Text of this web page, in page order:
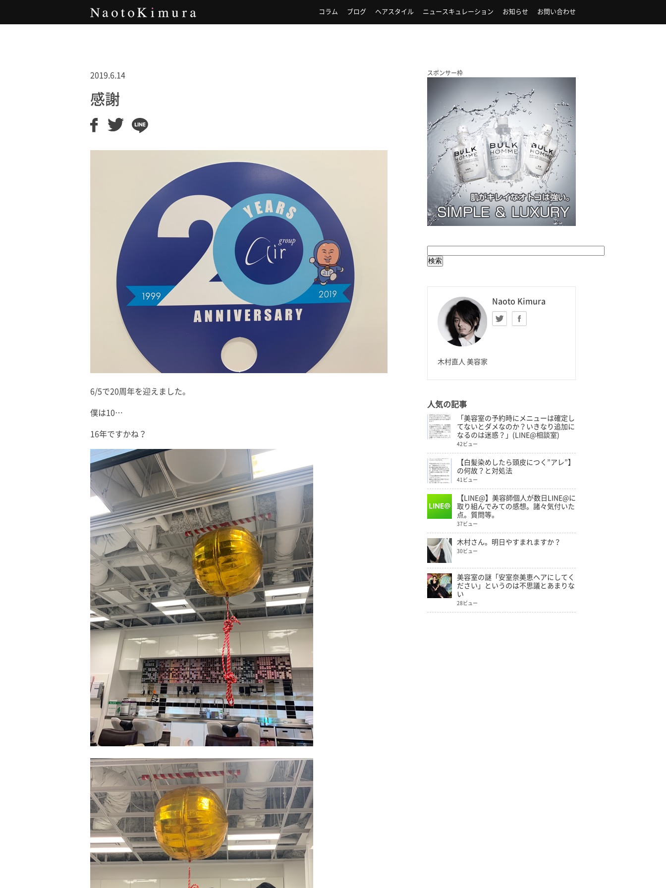
コラム ブログ ヘアスタイル ニュースキュレーション お知らせ お問い合わせ
2019.6.14
感謝
6/5で20周年を迎えました。
僕は10…
16年ですかね？
スポンサー枠
Naoto Kimura
木村直人 美容家
人気の記事
「美容室の予約時にメニューは確定し
てないとダメなのか？いきなり追加に
なるのは迷惑？」(LINE@相談室)
42ビュー
【白髪染めしたら頭皮につく”アレ”】
の何故？と対処法
41ビュー
【LINE@】美容師個人が数日LINE@に
取り組んでみての感想。諸々気付いた
点。質問等。
37ビュー
木村さん。明日やすまれますか？
30ビュー
美容室の謎「安室奈美恵ヘアにしてく
ださい」というのは不思議とあまりな
い
28ビュー